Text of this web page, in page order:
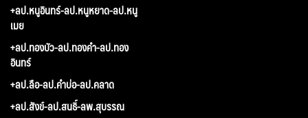
+ลป.หนูอินทร์-ลป.หนูหยาด-ลป.หนู
เมย
+ลป.ทองบัว-ลป.ทองคำ-ลป.ทอง
อินทร์
+ลป.ลือ-ลป.คำบ่อ-ลป.คลาด
+ลป.สังข์-ลป.สนธิ์-ลพ.สุบรรณ